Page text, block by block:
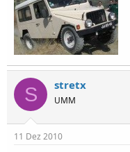
S stretx
UMM
11 Dez 2010